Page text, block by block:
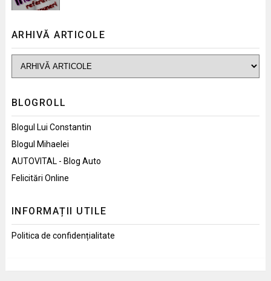
ARHIVĂ ARTICOLE
BLOGROLL
Blogul Lui Constantin
Blogul Mihaelei
AUTOVITAL - Blog Auto
Felicitări Online
INFORMAȚII UTILE
Politica de confidențialitate